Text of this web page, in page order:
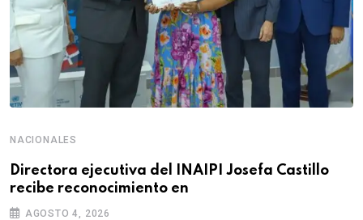
NACIONALES
Directora ejecutiva del INAIPI Josefa Castillo
recibe reconocimiento en
AGOSTO 4, 2026